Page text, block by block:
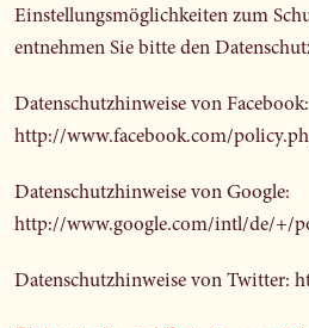
Einstellungsmöglichkeiten zum
entnehmen Sie bitte den
Datenschutzhinweise von Facebook:
http://www.facebook.com/
Datenschutzhinweise von Google:
http://www.google.com/intl/de/+/
Datenschutzhinweise von Twitter: